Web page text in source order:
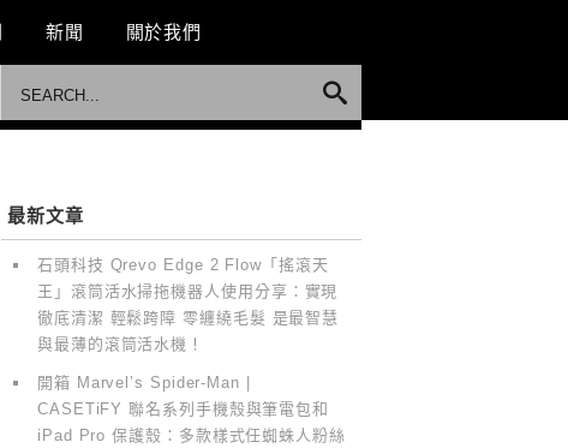
新聞 關於我們
最新文章
石頭科技 Qrevo Edge 2 Flow「搖滾天
王」滾筒活水掃拖機器人使用分享：實現
徹底清潔 輕鬆跨障 零纏繞毛髮 是最智慧
與最薄的滾筒活水機！
開箱 Marvel’s Spider-Man |
CASETiFY 聯名系列手機殼與筆電包和
iPad Pro 保護殼：多款樣式任蜘蛛人粉絲